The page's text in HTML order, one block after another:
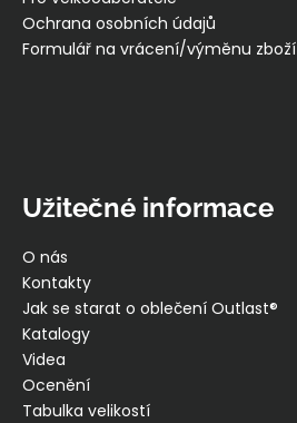
Ochrana osobních údajů
Formulář na vrácení/výměnu zboží
Užitečné informace
O nás
Kontakty
Jak se starat o oblečení Outlast®
Katalogy
Videa
Ocenění
Tabulka velikostí